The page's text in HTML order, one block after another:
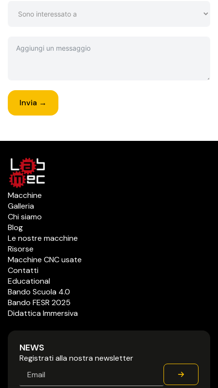
Invia →
Macchine
Galleria
Chi siamo
Blog
Le nostre macchine
Risorse
Macchine CNC usate
Contatti
Educational
Bando Scuola 4.0
Bando FESR 2025
Didattica Immersiva
NEWS
Registrati alla nostra newsletter